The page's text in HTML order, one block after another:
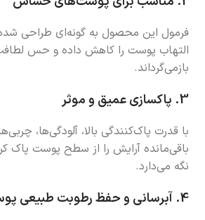
فرمول این محصول به گونه‌ای طراحی
التهاب پوست را کاهش داده و حس
بازمی‌گرداند.
3. پاکسازی عمیق و موثر
با قدرت پاک‌کنندگی بالا، آلودگی‌ها،
باقی‌مانده آرایش را از سطح پوست پاک
نگه می‌دارد.
4. آبرسانی و حفظ رطوبت طبیعی